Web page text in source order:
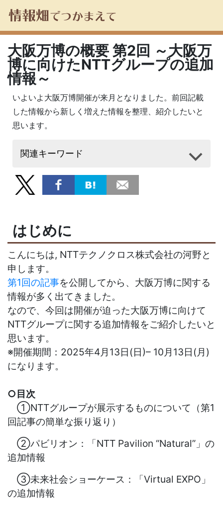
大阪万博の概要 第2回 ～大阪万
博に向けたNTTグループの追加
情報～
いよいよ大阪万博開催が来月となりました。前回記載
した情報から新しく増えた情報を整理、紹介したいと
思います。
関連キーワード
はじめに
こんにちは, NTTテクノクロス株式会社の河野と
申します。
第1回の記事を公開してから、大阪万博に関する
情報が多く出てきました。
なので、今回は開催が迫った大阪万博に向けて
NTTグループに関する追加情報をご紹介したいと
思います。
※開催期間：2025年4月13日(日)– 10月13日(月)
になります。
○目次
①NTTグループが展示するものについて（第1
回記事の簡単な振り返り）
②パビリオン：「NTT Pavilion “Natural”」の
追加情報
③未来社会ショーケース：「Virtual EXPO」
の追加情報